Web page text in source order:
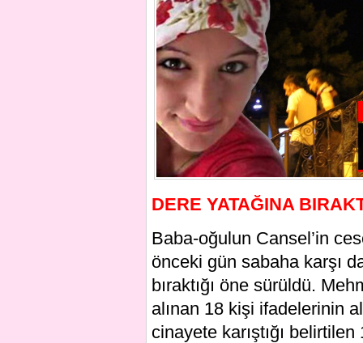
DERE YATAĞINA
Baba-oğulun Cansel’in
önceki gün sabaha karşı
bıraktığı öne sürüldü.
alınan 18 kişi ifadelerinin
cinayete karıştığı